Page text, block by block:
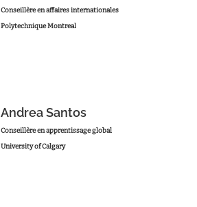
Conseillère en affaires internationales
Polytechnique Montreal
Andrea Santos
Conseillère en apprentissage global
University of Calgary